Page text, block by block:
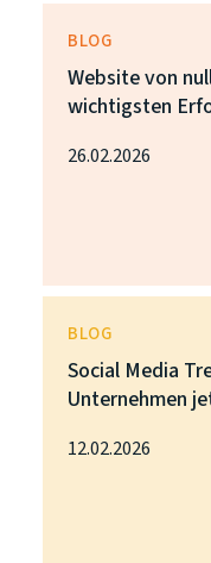
BLOG
Website von
wichtigsten
26.02.2026
BLOG
Social Media
Unternehmen
12.02.2026